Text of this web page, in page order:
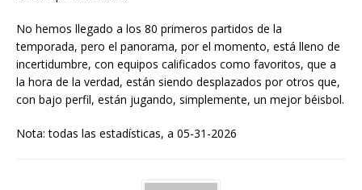
No hemos llegado a los 80 primeros partidos de la
temporada, pero el panorama, por el momento, está lleno de
incertidumbre, con equipos calificados como favoritos, que a
la hora de la verdad, están siendo desplazados por otros que,
con bajo perfil, están jugando, simplemente, un mejor béisbol.
Nota: todas las estadísticas, a 05-31-2026